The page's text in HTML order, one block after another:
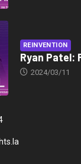
REINVENTION
Ryan Patel:
2024/03/11